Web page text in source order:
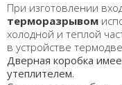
При изготовлении
терморазрывом
холодной и теплой
в устройстве
Дверная коробка
утеплителем.